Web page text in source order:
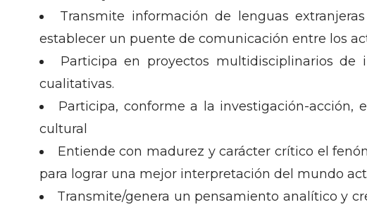
Transmite información de lenguas
establecer un puente de comunicación entre los
Participa en proyectos multidisciplinarios
cualitativas.
Participa, conforme a la investigación-
cultural
Entiende con madurez y carácter crítico el
para lograr una mejor interpretación del mundo
Transmite/genera un pensamiento analítico y